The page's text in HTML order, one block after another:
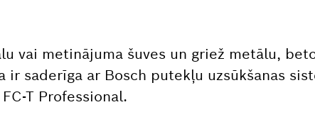
vai metinājuma šuves un griež metālu,
saderīga ar Bosch putekļu uzsūkšanas
T Professional.